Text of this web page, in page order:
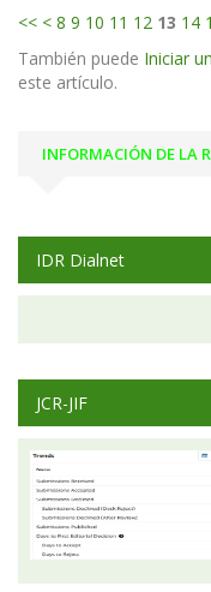
<< < 8 9 10 11 12 13 14
También puede Iniciar
este artículo.
INFORMACIÓN DE LA
IDR Dialnet
JCR-JIF